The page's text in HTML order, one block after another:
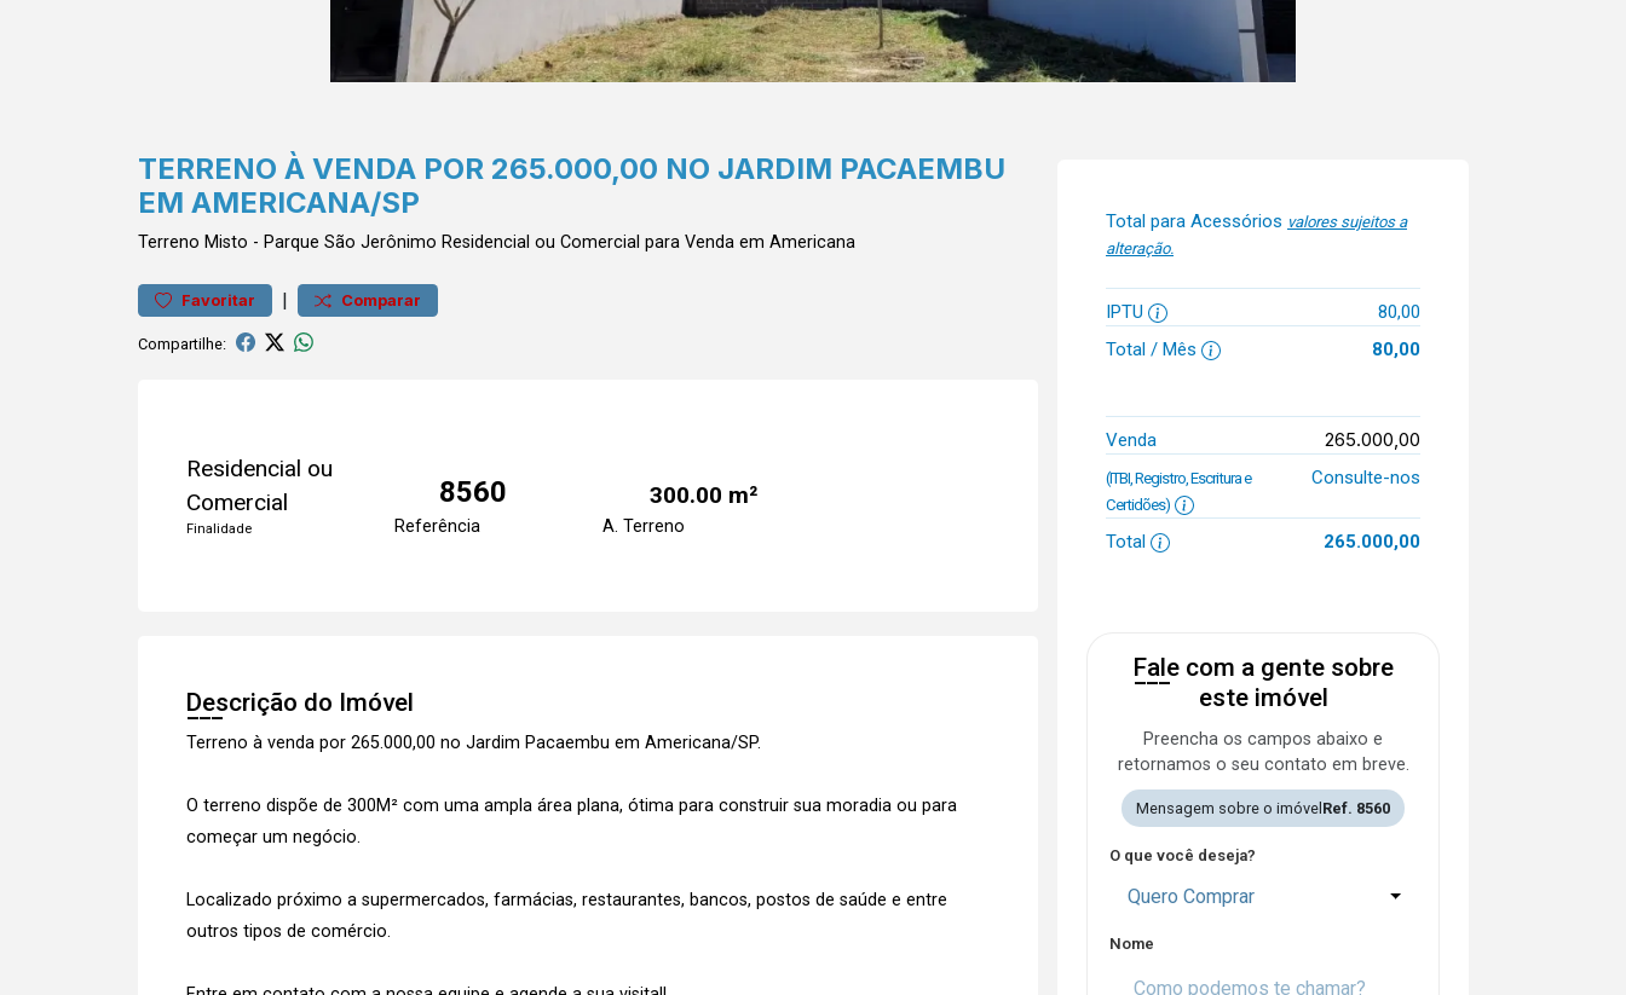
TERRENO À VENDA POR 265.000,00 NO JARDIM PACAEMBU
EM AMERICANA/SP
Terreno Misto - Parque São Jerônimo Residencial ou Comercial para Venda em Americana
Favoritar | Comparar
Compartilhe:
Residencial ou
Comercial
Finalidade
8560
Referência
300.00 m²
A. Terreno
Descrição do Imóvel
Terreno à venda por 265.000,00 no Jardim Pacaembu em Americana/SP.
O terreno dispõe de 300M² com uma ampla área plana, ótima para construir sua moradia ou para
começar um negócio.
Localizado próximo a supermercados, farmácias, restaurantes, bancos, postos de saúde e entre
outros tipos de comércio.
Total para Acessórios valores sujeitos a
alteração.
IPTU
80,00
Total / Mês
80,00
Venda 265.000,00
(ITBI, Registro, Escritura e
Certidões)
Consulte-nos
Total 265.000,00
Fale com a gente sobre
este imóvel
Preencha os campos abaixo e
retornamos o seu contato em breve.
Mensagem sobre o imóvel Ref. 8560
O que você deseja?
Quero Comprar
Nome